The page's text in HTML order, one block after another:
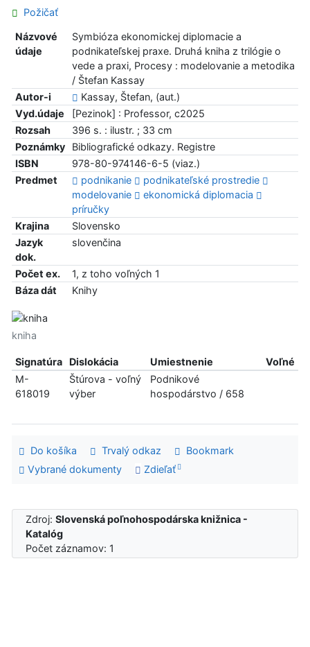
Požičať
Názvové
údaje
Symbióza ekonomickej diplomacie a
podnikateľskej praxe. Druhá kniha z trilógie o
vede a praxi, Procesy : modelovanie a metodika
/ Štefan Kassay
Autor-i
Kassay, Štefan, (aut.)
Vyd.údaje
[Pezinok] : Professor, c2025
Rozsah
396 s. : ilustr. ; 33 cm
Poznámky
Bibliografické odkazy. Registre
ISBN
978-80-974146-6-5 (viaz.)
Predmet
podnikanie
podnikateľské prostredie
modelovanie
ekonomická diplomacia
príručky
Krajina
Slovensko
Jazyk
dok.
slovenčina
Počet ex.
1, z toho voľných 1
Báza dát
Knihy
kniha
Signatúra Dislokácia Umiestnenie
Voľné
M-
618019
Štúrova - voľný
výber
Podnikové
hospodárstvo / 658
Do košíka Trvalý odkaz
Bookmark
Vybrané dokumenty
Zdieľať
Zdroj:Slovenská poľnohospodárska knižnica -
Katalóg
Počet záznamov: 1